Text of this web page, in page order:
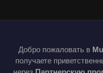
Добро пожаловать в
получаете